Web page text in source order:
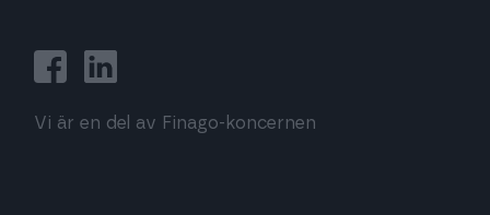
Vi är en del av Finago-koncernen